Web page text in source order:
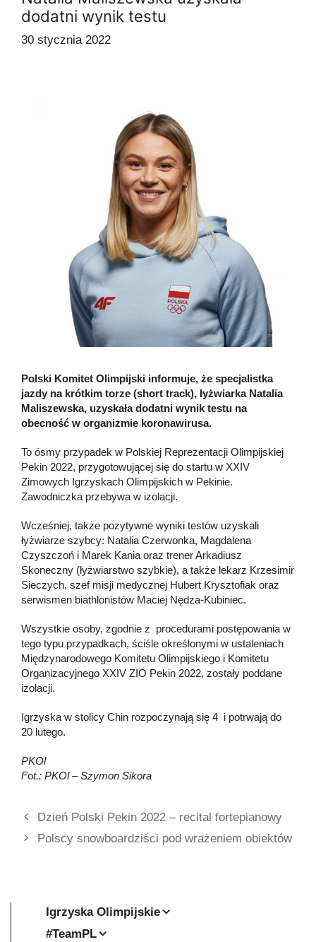
dodatni wynik testu
30 stycznia 2022
Polski Komitet Olimpijski informuje, że specjalistka
jazdy na krótkim torze (short track), łyżwiarka Natalia
Maliszewska, uzyskała dodatni wynik testu na
obecność w organizmie koronawirusa.
To ósmy przypadek w Polskiej Reprezentacji Olimpijskiej
Pekin 2022, przygotowującej się do startu w XXIV
Zimowych Igrzyskach Olimpijskich w Pekinie.
Zawodniczka przebywa w izolacji.
Wcześniej, także pozytywne wyniki testów uzyskali
łyżwiarze szybcy: Natalia Czerwonka, Magdalena
Czyszczoń i Marek Kania oraz trener Arkadiusz
Skoneczny (łyżwiarstwo szybkie), a także lekarz Krzesimir
Sieczych, szef misji medycznej Hubert Krysztofiak oraz
serwismen biathlonistów Maciej Nędza-Kubiniec.
Wszystkie osoby, zgodnie z procedurami postępowania w
tego typu przypadkach, ściśle określonymi w ustaleniach
Międzynarodowego Komitetu Olimpijskiego i Komitetu
Organizacyjnego XXIV ZIO Pekin 2022, zostały poddane
izolacji.
Igrzyska w stolicy Chin rozpoczynają się 4 i potrwają do
20 lutego.
PKOl
Fot.: PKOl – Szymon Sikora
Dzień Polski Pekin 2022 – recital fortepianowy
Polscy snowboardziści pod wrażeniem obiektów
Igrzyska Olimpijskie
#TeamPL